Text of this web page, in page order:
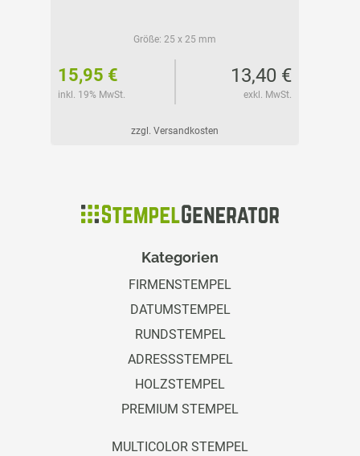
Größe: 25 x 25 mm
15,95 €
inkl. 19% MwSt.
13,40 €
exkl. MwSt.
zzgl. Versandkosten
Kategorien
FIRMENSTEMPEL
DATUMSTEMPEL
RUNDSTEMPEL
ADRESSSTEMPEL
HOLZSTEMPEL
PREMIUM STEMPEL
MULTICOLOR STEMPEL